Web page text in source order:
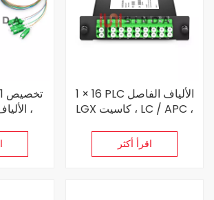
1 × 16 PLC الألياف الفاصل
LGX كاسيت ، LC / APC ،
اقرأ أكثر